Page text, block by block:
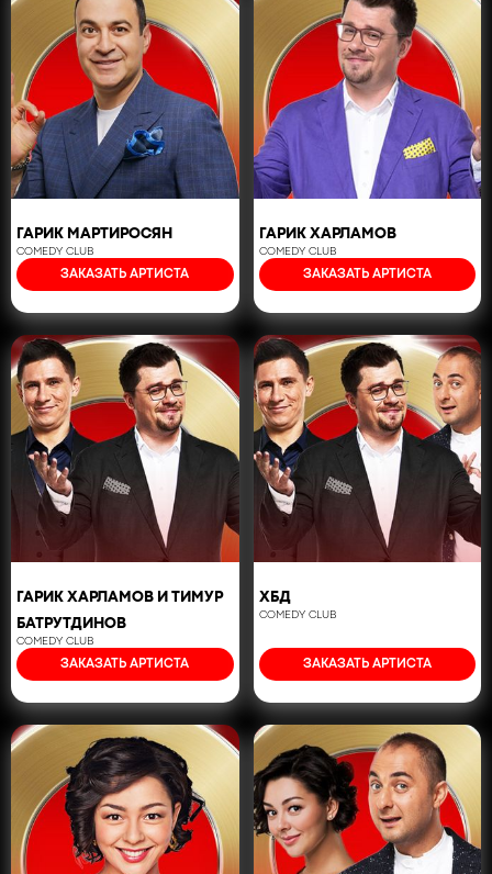
ГАРИК МАРТИРОСЯН
COMEDY CLUB
ЗАКАЗАТЬ АРТИСТА
ГАРИК ХАРЛАМОВ
COMEDY CLUB
ЗАКАЗАТЬ АРТИСТА
ГАРИК ХАРЛАМОВ И ТИМУР
БАТРУТДИНОВ
COMEDY CLUB
ЗАКАЗАТЬ АРТИСТА
ХБД
COMEDY CLUB
ЗАКАЗАТЬ АРТИСТА